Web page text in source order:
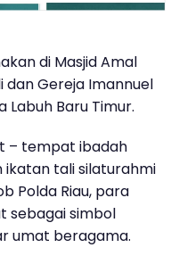
di Masjid Amal
dan Gereja Imannuel
Labuh Baru Timur.
– tempat ibadah
tali silaturahmi
Polda Riau, para
sebagai simbol
umat beragama.